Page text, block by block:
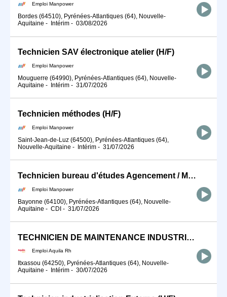
Emploi Manpower
Bordes (64510), Pyrénées-Atlantiques (64), Nouvelle-
Aquitaine - Intérim - 03/08/2026
Technicien SAV électronique atelier (H/F)
Emploi Manpower
Mouguerre (64990), Pyrénées-Atlantiques (64), Nouvelle-
Aquitaine - Intérim - 31/07/2026
Technicien méthodes (H/F)
Emploi Manpower
Saint-Jean-de-Luz (64500), Pyrénées-Atlantiques (64),
Nouvelle-Aquitaine - Intérim - 31/07/2026
Technicien bureau d'études Agencement / Menuiserie (H/F)
Emploi Manpower
Bayonne (64100), Pyrénées-Atlantiques (64), Nouvelle-
Aquitaine - CDI - 31/07/2026
TECHNICIEN DE MAINTENANCE INDUSTRIELLE (H/F
Emploi Aquila Rh
Itxassou (64250), Pyrénées-Atlantiques (64), Nouvelle-
Aquitaine - Intérim - 30/07/2026